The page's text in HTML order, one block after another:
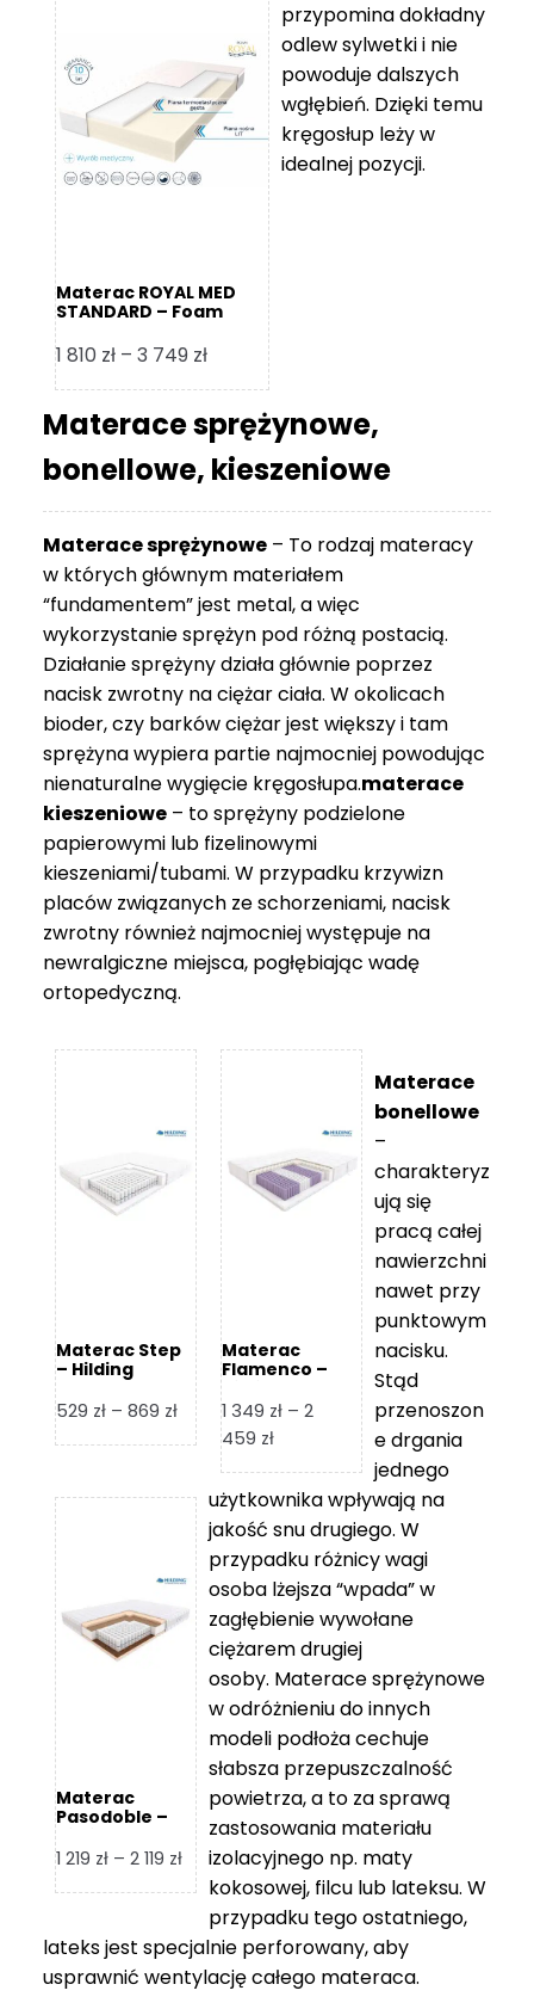
119 zł
do
11
670 zł
Materac ROYAL MED
STANDARD – Foam
1 810 zł – 3 749 złZakres
cen:
od
1
810 zł
749 zł
przypomina dokładny
odlew sylwetki i nie
powoduje dalszych
wgłębień. Dzięki temu
kręgosłup leży w
idealnej pozycji.
Materace sprężynowe,
bonellowe, kieszeniowe
Materace sprężynowe – To rodzaj materacy
w których głównym materiałem
“fundamentem” jest metal, a więc
wykorzystanie sprężyn pod różną postacią.
Działanie sprężyny działa głównie poprzez
nacisk zwrotny na ciężar ciała. W okolicach
bioder, czy barków ciężar jest większy i tam
sprężyna wypiera partie najmocniej powodując
nienaturalne wygięcie kręgosłupa.materace
kieszeniowe – to sprężyny podzielone
papierowymi lub fizelinowymi
kieszeniami/tubami. W przypadku krzywizn
placów związanych ze schorzeniami, nacisk
zwrotny również najmocniej występuje na
newralgiczne miejsca, pogłębiając wadę
ortopedyczną.
Materac Step
– Hilding
529 zł – 869 złZakres
cen:
529 zł
do
869 zł
Materac
Flamenco –
1 349 zł – 2
459 złZakres
od
1
349 zł
2
459 zł
Materac
Pasodoble –
1 219 zł – 2 119 złZakres
cen:
1
219 zł
do
Materace
bonellowe
–
charakteryz
ują się
pracą całej
nawierzchni
nawet przy
punktowym
nacisku.
Stąd
przenoszon
e drgania
jednego
użytkownika wpływają na
jakość snu drugiego. W
przypadku różnicy wagi
osoba lżejsza “wpada” w
zagłębienie wywołane
ciężarem drugiej
osoby. Materace sprężynowe
w odróżnieniu do innych
modeli podłoża cechuje
słabsza przepuszczalność
powietrza, a to za sprawą
zastosowania materiału
izolacyjnego np. maty
kokosowej, filcu lub lateksu. W
przypadku tego ostatniego,
lateks jest specjalnie perforowany, aby
usprawnić wentylację całego materaca.